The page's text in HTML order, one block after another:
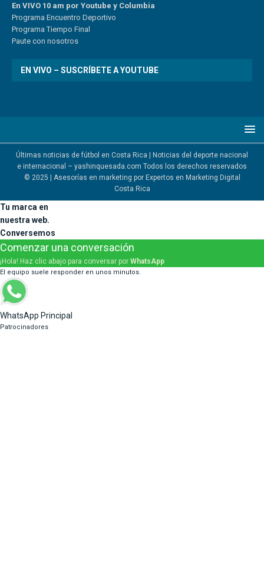
En VIVO 10 am por Youtube y Columbia
Programa Encuentro Deportivo
Programa Tiempo Final
Paute con nosotros
EN VIVO – SUSCRÍBETE A YOUTUBE
Últimas noticias de fútbol en Costa Rica | Noticias del deporte nacional
e internacional – yashinquesada.com Todos los derechos reservados
© 2025 | Asesorías en marketing por Expertos en Marketing Digital
Costa Rica
Tu marca en
nuestra web.
Conversemos
Comenzar una conversación
¡Hola! Haz clic abajo para conversar por WhatsApp
El equipo suele responder en unos minutos.
WhatsApp Principal
Patrocinadores